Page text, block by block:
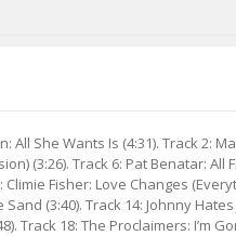
All She Wants Is (4:31). Track 2:
(3:26). Track 6: Pat Benatar: All
Climie Fisher: Love Changes
(3:40). Track 14: Johnny
Track 18: The Proclaimers: I’m